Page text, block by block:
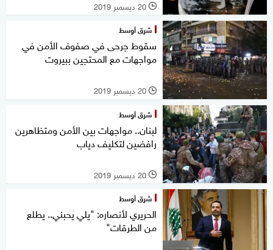
l 20 ديسمبر 2019
شرق أوسط
سقوط جرحى في صفوف الأمن في
مواجهات مع المحتجين ببيروت
l 20 ديسمبر 2019
شرق أوسط
لبنان.. مواجهات بين الأمن ومتظاهرين
رافضين لتكليف دياب
l 20 ديسمبر 2019
شرق أوسط
الحريري لأنصاره: "يلي يحبني.. يطلع
من الطرقات"